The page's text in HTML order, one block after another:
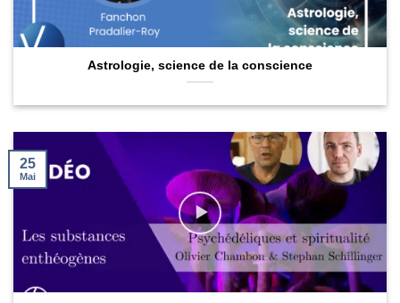
Astrologie, science de la conscience
25
Mai